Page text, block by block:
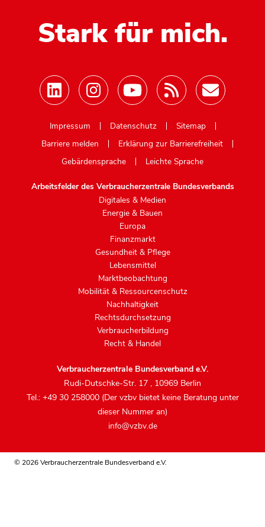
Stark für mich.
Impressum
Datenschutz
Sitemap
Barriere melden
Erklärung zur Barrierefreiheit
Gebärdensprache
Leichte Sprache
Arbeitsfelder des Verbraucherzentrale Bundesverbands
Digitales & Medien
Energie & Bauen
Europa
Finanzmarkt
Gesundheit & Pflege
Lebensmittel
Marktbeobachtung
Mobilität & Ressourcenschutz
Nachhaltigkeit
Rechtsdurchsetzung
Verbraucherbildung
Recht & Handel
Verbraucherzentrale Bundesverband e.V.
Rudi-Dutschke-Str. 17 , 10969 Berlin
Tel.: +49 30 258000 (Der vzbv bietet keine Beratung unter
dieser Nummer an)
info@vzbv.de
© 2026 Verbraucherzentrale Bundesverband e.V.